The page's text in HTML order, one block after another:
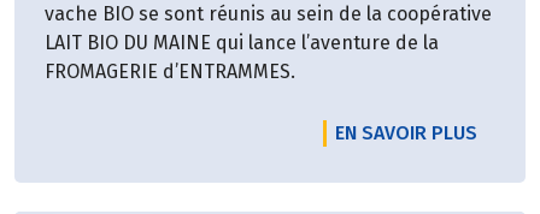
vache BIO se sont réunis au sein de la coopérative
LAIT BIO DU MAINE qui lance l’aventure de la
FROMAGERIE d’ENTRAMMES.
EN SAVOIR PLUS